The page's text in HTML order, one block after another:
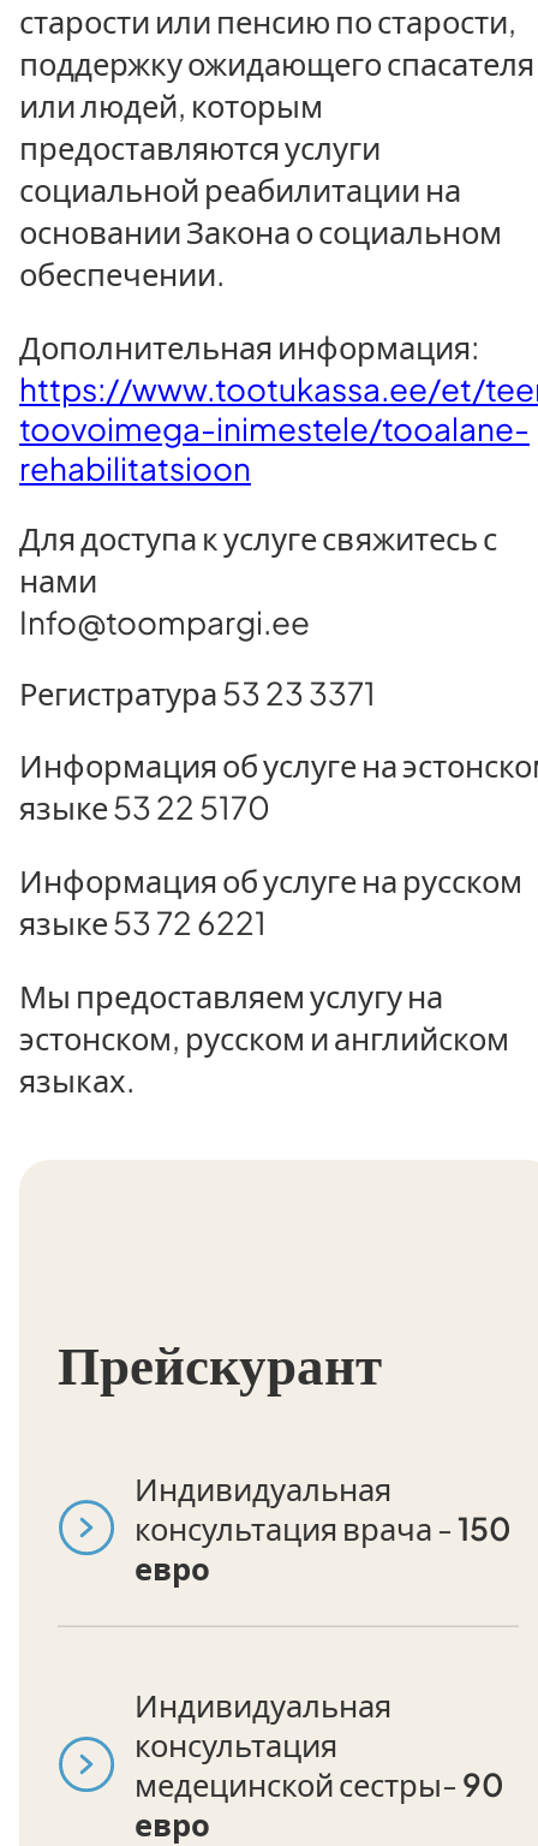
старости или пенсию по старости,
поддержку ожидающего спасателя
или людей, которым
предоставляются услуги
социальной реабилитации на
основании Закона о социальном
обеспечении.
Дополнительная информация:
https://www.tootukassa.ee/et/
toovoimega-inimestele/tooalane-
rehabilitatsioon
Для доступа к услуге свяжитесь с
нами
Info@toompargi.ee
Регистратура 53 23 3371
Информация об услуге на
языке 53 22 5170
Информация об услуге на русском
языке 53 72 6221
Мы предоставляем услугу на
эстонском, русском и английском
языках.
Прейскурант
Индивидуальная
консультация врача -150
евро
Индивидуальная
консультация
медецинской сестры- 90
евро